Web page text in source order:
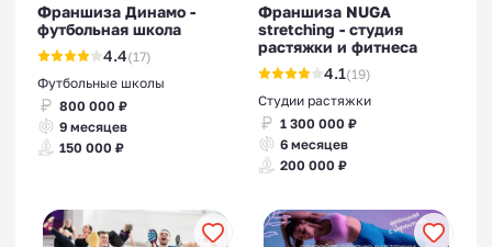
Франшиза Динамо -
футбольная школа
4.4(17)
Футбольные школы
800 000 ₽
9 месяцев
150 000 ₽
Франшиза NUGA
stretching - студия
растяжки и фитнеса
4.1(19)
Студии растяжки
1 300 000 ₽
6 месяцев
200 000 ₽